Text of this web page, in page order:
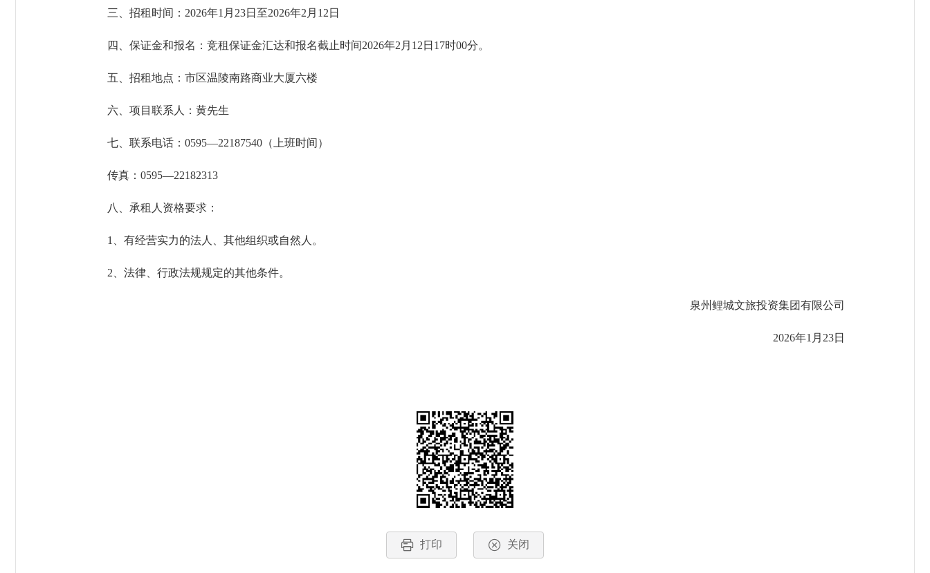
三、招租时间：2026年1月23日至2026年2月12日
四、保证金和报名：竞租保证金汇达和报名截止时间2026年2月12日17时00分。
五、招租地点：市区温陵南路商业大厦六楼
六、项目联系人：黄先生
七、联系电话：0595—22187540（上班时间）
传真：0595—22182313
八、承租人资格要求：
1、有经营实力的法人、其他组织或自然人。
2、法律、行政法规规定的其他条件。
泉州鲤城文旅投资集团有限公司
2026年1月23日
打印 关闭